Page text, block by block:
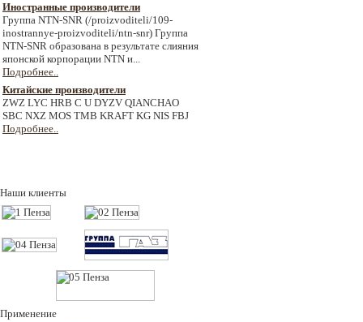
Иностранные производители
Группа NTN-SNR (/proizvoditeli/109-
inostrannye-proizvoditeli/ntn-snr) Группа
NTN-SNR образована в результате слияния
японской корпорации NTN и...
Подробнее..
Китайские производители
ZWZ LYC HRB C U DYZV QIANCHAO
SBC NXZ MOS TMB KRAFT KG NIS FBJ
Подробнее..
Наши клиенты
Применение